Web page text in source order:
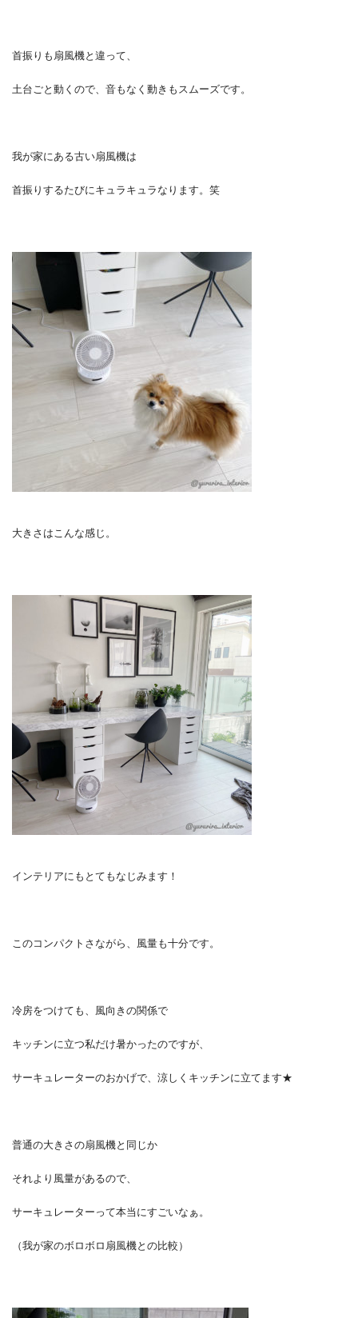
首振りも扇風機と違って、
土台ごと動くので、音もなく動きもスムーズです。
我が家にある古い扇風機は
首振りするたびにキュラキュラなります。笑
大きさはこんな感じ。
インテリアにもとてもなじみます！
このコンパクトさながら、風量も十分です。
冷房をつけても、風向きの関係で
キッチンに立つ私だけ暑かったのですが、
サーキュレーターのおかげで、涼しくキッチンに立てます★
普通の大きさの扇風機と同じか
それより風量があるので、
サーキュレーターって本当にすごいなぁ。
（我が家のボロボロ扇風機との比較）